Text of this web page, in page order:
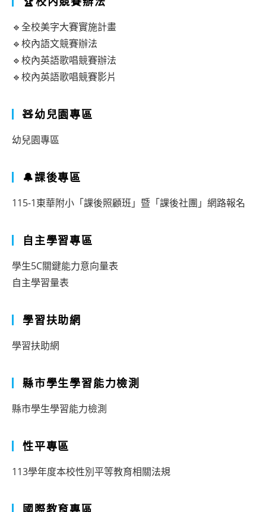
🔹全校美字大賽實施計畫
🔹校內語文競賽辦法
🔹校內英語歌唱競賽辦法
🔹校內英語歌唱競賽影片
🧸幼兒園專區
幼兒園專區
🔔課後專區
115-1東華附小「課後照顧班」暨「課後社團」網路報名
自主學習專區
學生5C關鍵能力意向量表
自主學習量表
學習扶助網
學習扶助網
縣市學生學習能力檢測
縣市學生學習能力檢測
性平專區
113學年度本校性別平等教育相關法規
國際教育專區